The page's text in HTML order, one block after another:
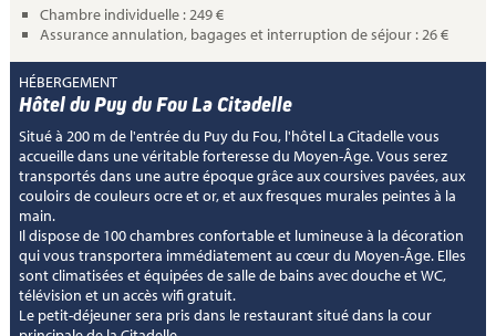
Chambre individuelle : 249 €
Assurance annulation, bagages et interruption de séjour : 26 €
HÉBERGEMENT
Hôtel du Puy du Fou La Citadelle
Situé à 200 m de l'entrée du Puy du Fou, l'hôtel La Citadelle vous
accueille dans une véritable forteresse du Moyen-Âge. Vous serez
transportés dans une autre époque grâce aux coursives pavées, aux
couloirs de couleurs ocre et or, et aux fresques murales peintes à la
main.
Il dispose de 100 chambres confortable et lumineuse à la décoration
qui vous transportera immédiatement au cœur du Moyen-Âge. Elles
sont climatisées et équipées de salle de bains avec douche et WC,
télévision et un accès wifi gratuit.
Le petit-déjeuner sera pris dans le restaurant situé dans la cour